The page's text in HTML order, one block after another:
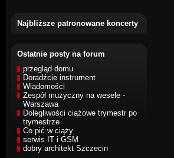
Najbliższe patronowane koncerty
Ostatnie posty na forum
przegląd domu
Doradźcie instrument
Wiadomości
Zespół muzyczny na wesele -
Warszawa
Dolegliwości ciążowe trymestr po
trymestrze
Co pić w ciąży
serwis IT i GSM
dobry architekt Szczecin